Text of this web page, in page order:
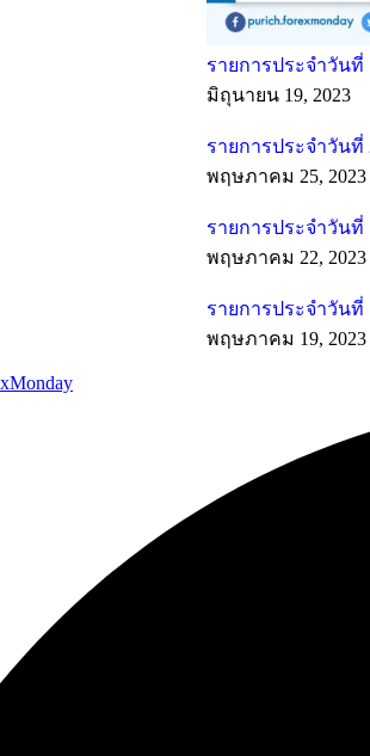
รายการประจำวันที่
มิถุนายน 19, 2023
รายการประจำวัน
พฤษภาคม 25, 2023
รายการประจำวัน
พฤษภาคม 22, 2023
รายการประจำวัน
พฤษภาคม 19, 2023